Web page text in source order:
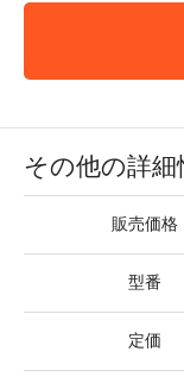
その他の詳細
販売価格
型番
定価